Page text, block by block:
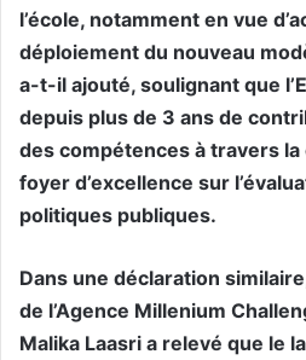
l’école, notamment en vue
déploiement du nouveau
a-t-il ajouté, soulignant que
depuis plus de 3 ans de
des compétences à travers la
foyer d’excellence sur
politiques publiques.
Dans une déclaration
de l’Agence Millenium
Malika Laasri a relevé que le